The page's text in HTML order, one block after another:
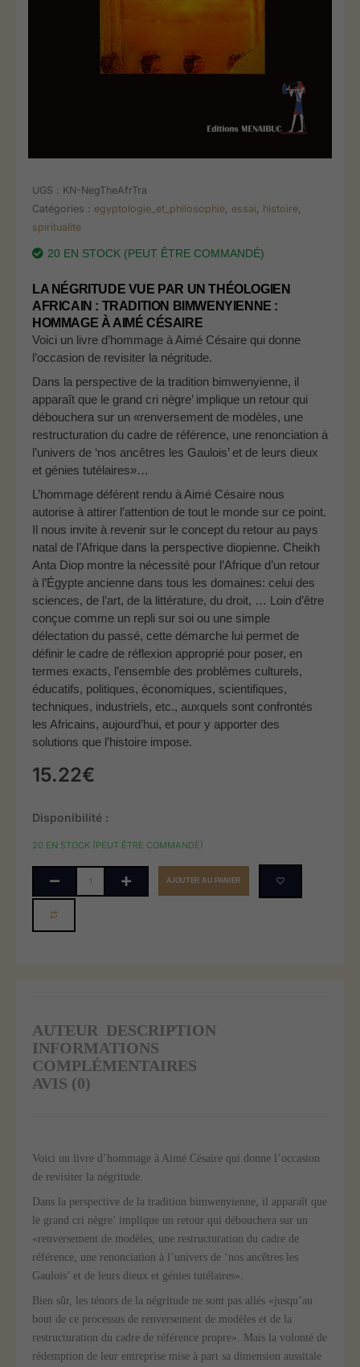
UGS : KN-NegTheAfrTra
Catégories : egyptologie_et_philosophie essai histoire
spiritualite
20 EN STOCK (PEUT ÊTRE COMMANDÉ)
LA NÉGRITUDE VUE PAR UN THÉOLOGIEN
AFRICAIN : TRADITION BIMWENYIENNE :
HOMMAGE À AIMÉ CÉSAIRE
Voici un livre d’hommage à Aimé Césaire qui donne
l’occasion de revisiter la négritude.
Dans la perspective de la tradition bimwenyienne, il
apparaît que le grand cri nègre’ implique un retour qui
débouchera sur un «renversement de modèles, une
restructuration du cadre de référence, une renonciation à
l’univers de ‘nos ancêtres les Gaulois’ et de leurs dieux
et génies tutélaires»…
L’hommage déférent rendu à Aimé Césaire nous
autorise à attirer l’attention de tout le monde sur ce point.
Il nous invite à revenir sur le concept du retour au pays
natal de l’Afrique dans la perspective diopienne. Cheikh
Anta Diop montre la nécessité pour l’Afrique d’un retour
à l’Égypte ancienne dans tous les domaines: celui des
sciences, de l’art, de la littérature, du droit, … Loin d’être
conçue comme un repli sur soi ou une simple
délectation du passé, cette démarche lui permet de
définir le cadre de réflexion approprié pour poser, en
termes exacts, l’ensemble des problèmes culturels,
éducatifs, politiques, économiques, scientifiques,
techniques, industriels, etc., auxquels sont confrontés
les Africains, aujourd’hui, et pour y apporter des
solutions que l’histoire impose.
15.22€
Disponibilité :
20 EN STOCK (PEUT ÊTRE COMMANDÉ)
quantité
négritude
:
hommage
à
aimé
AJOUTER AU PANIER
AUTEUR DESCRIPTION
INFORMATIONS
COMPLÉMENTAIRES
AVIS (0)
Voici un livre d’hommage à Aimé Césaire qui donne l’occasion
de revisiter la négritude.
Dans la perspective de la tradition bimwenyienne, il apparaît que
le grand cri nègre’ implique un retour qui débouchera sur un
«renversement de modèles, une restructuration du cadre de
référence, une renonciation à l’univers de ‘nos ancêtres les
Gaulois’ et de leurs dieux et génies tutélaires».
Bien sûr, les ténors de la négritude ne sont pas allés «jusqu’au
bout de ce processus de renversement de modèles et de la
restructuration du cadre de référence propre». Mais la volonté de
rédemption de leur entreprise mise à part sa dimension aussitale